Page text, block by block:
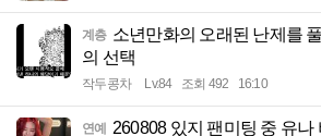
계층 소년만화의 오래된 난제를
의 선택
작두콩차 Lv.84 조회 492 16:10
연예 260808 있지 팬미팅 중 유나